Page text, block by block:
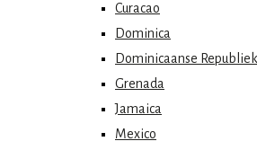
Curacao
Dominica
Dominicaanse Republiek
Grenada
Jamaica
Mexico